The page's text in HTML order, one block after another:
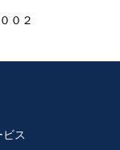
０２
ス